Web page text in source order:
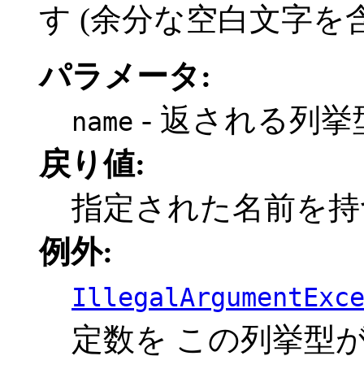
す (余分な空白文字を
パラメータ:
name - 返される列挙
戻り値:
指定された名前を
例外:
定数を この列挙型